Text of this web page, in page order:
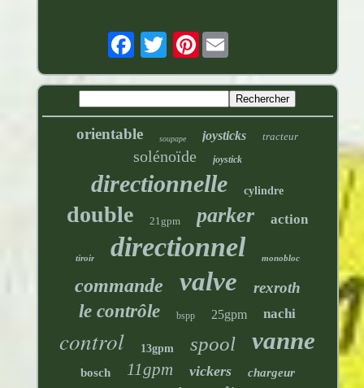
Pinterest
orientable soupape joysticks tracteur
solénoïde joystick
directionnelle cylindre
double 21gpm parker action
tiroir directionnel monobloc
commande valve rexroth
le contrôle bspp 25gpm nachi
control 13gpm spool vanne
bosch 11gpm vickers chargeur